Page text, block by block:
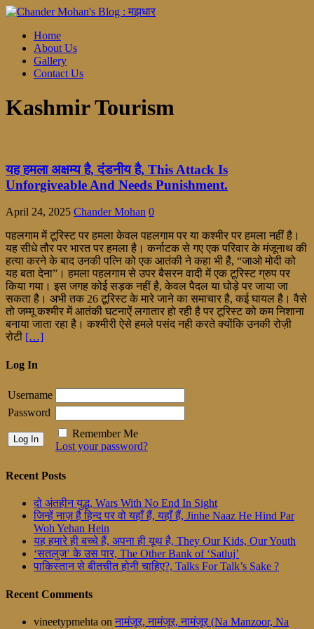
Home
About Us
Gallery
Contact Us
Kashmir Tourism
यह हमला अक्षम्य है, दंडनीय है, This Attack Is
Unforgiveable And Needs Punishment.
April 24, 2025 Chander Mohan 0
पहलगाम में टूरिस्ट पर हमला केवल पहलगाम पर या कश्मीर पर हमला नहीं है।
यह सीधे तौर पर भारत पर हमला है। कर्नाटक से गए एक परिवार के मंजूनाथ की
हत्या करने के बाद उनकी पत्नि को एक आतंकी ने कहा भी है, “जाओ मोदी को
यह बता देना”। हमला पहलगाम से उपर बैसरन वादी में एक टूरिस्ट ग्रुप पर
किया गया। इस जगह कोई सड़क नहीं है, केवल पैदल या घोड़े पर जाया जा
सकता है। अभी तक 26 टूरिस्ट के मारे जाने का समाचार है, कई घायल है। वैसे
तो जम्मू कश्मीर में आतंकी घटनाऐं लगातार हो रही है पर टूरिस्ट को कम निशाना
बनाया जाता रहा है। कश्मीरी ऐसे हमले पसंद नही करते क्योंकि उनकी रोज़ी
रोटी […]
Log In
Username
Password
Remember Me
Lost your password?
Recent Posts
दो अंतहीन युद्ध, Wars With No End In Sight
जिन्हें नाज़ है हिन्द पर वो यहाँ हैं, यहाँ हैं, Jinhe Naaz He Hind Par
Woh Yehan Hein
यह हमारे ही बच्चे हैं, अपना ही यूथ है, They Our Kids, Our Youth
‘सतलुज’ के उस पार, The Other Bank of ‘Satluj’
पाकिस्तान से बीतचीत होनी चाहिए?, Talks For Talk’s Sake ?
Recent Comments
vineetypmehta on नामंजूर, नामंजूर, नामंजूर (Na Manzoor, Na